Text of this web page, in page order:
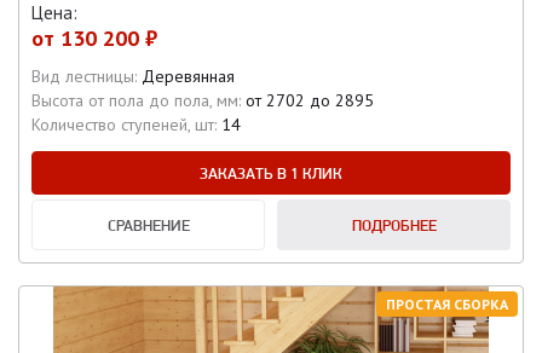
Цена:
от 130 200 ₽
Вид лестницы: Деревянная
Высота от пола до пола, мм: от 2702 до 2895
Количество ступеней, шт: 14
ЗАКАЗАТЬ В 1 КЛИК
СРАВНЕНИЕ ПОДРОБНЕЕ
ПРОСТАЯ СБОРКА